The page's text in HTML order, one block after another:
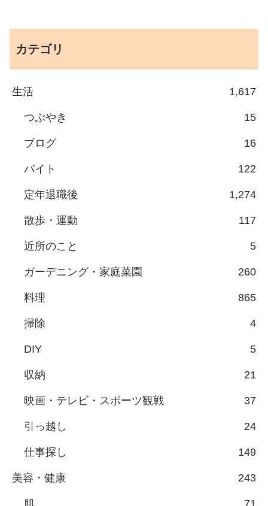
カテゴリ
生活 1,617
つぶやき 15
ブログ 16
バイト 122
定年退職後 1,274
散歩・運動 117
近所のこと 5
ガーデニング・家庭菜園 260
料理 865
掃除 4
DIY 5
収納 21
映画・テレビ・スポーツ観戦 37
引っ越し 24
仕事探し 149
美容・健康 243
肌 71